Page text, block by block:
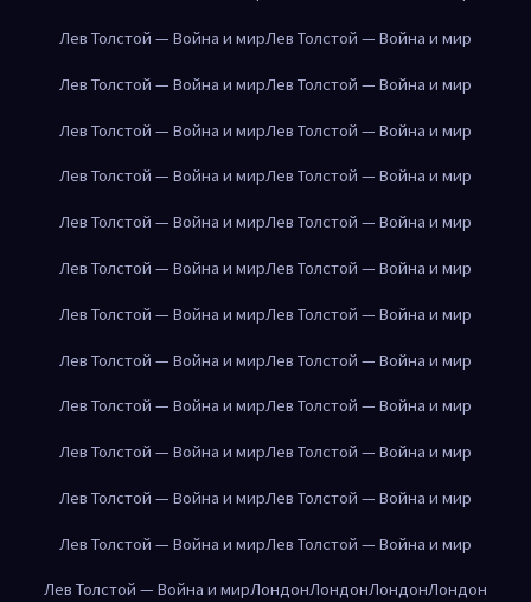
Лев Толстой — Война и мирЛев Толстой — Война и мир
Лев Толстой — Война и мирЛев Толстой — Война и мир
Лев Толстой — Война и мирЛев Толстой — Война и мир
Лев Толстой — Война и мирЛев Толстой — Война и мир
Лев Толстой — Война и мирЛев Толстой — Война и мир
Лев Толстой — Война и мирЛев Толстой — Война и мир
Лев Толстой — Война и мирЛев Толстой — Война и мир
Лев Толстой — Война и мирЛев Толстой — Война и мир
Лев Толстой — Война и мирЛев Толстой — Война и мир
Лев Толстой — Война и мирЛев Толстой — Война и мир
Лев Толстой — Война и мирЛев Толстой — Война и мир
Лев Толстой — Война и мирЛев Толстой — Война и мир
Лев Толстой — Война и мирЛондонЛондонЛондонЛондон